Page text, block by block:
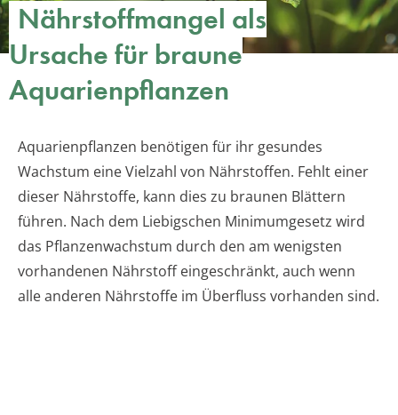
Nährstoffmangel als
Ursache für braune
Aquarienpflanzen
Aquarienpflanzen benötigen für ihr gesundes
Wachstum eine Vielzahl von Nährstoffen. Fehlt einer
dieser Nährstoffe, kann dies zu braunen Blättern
führen. Nach dem Liebigschen Minimumgesetz wird
das Pflanzenwachstum durch den am wenigsten
vorhandenen Nährstoff eingeschränkt, auch wenn
alle anderen Nährstoffe im Überfluss vorhanden sind.